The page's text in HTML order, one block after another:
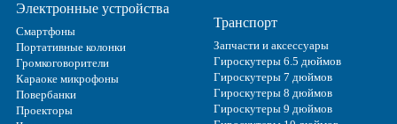
Электронные устройства
Смартфоны
Портативные колонки
Громкоговорители
Караоке микрофоны
Повербанки
Проекторы
Транспорт
Запчасти и аксессуары
Гироскутеры 6.5 дюймов
Гироскутеры 7 дюймов
Гироскутеры 8 дюймов
Гироскутеры 9 дюймов